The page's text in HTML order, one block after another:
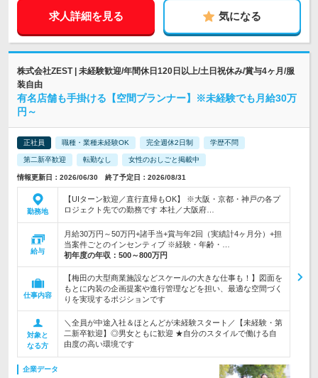
求人詳細を見る 気になる
株式会社ZEST | 未経験歓迎/年間休日120日以上/土日祝休み/賞与4ヶ月/服
装自由
有名店舗も手掛ける【空間プランナー】※未経験でも月給30万
円～
正社員 職種・業種未経験OK 完全週休2日制 学歴不問
第二新卒歓迎 転勤なし 女性のおしごと掲載中
情報更新日：2026/06/30 終了予定日：2026/08/31
勤務地
【UIターン歓迎／直行直帰もOK】 ※大阪・京都・神戸の各プ
ロジェクト先での勤務です 本社／大阪府…
給与
月給30万円～50万円+諸手当+賞与年2回（実績計4ヶ月分）+担
当案件ごとのインセンティブ ※経験・年齢・…
初年度の年収： 500～800万円
仕事内容
【梅田の大型商業施設などスケールの大きな仕事も！】図面を
もとに内装の企画提案や進行管理などを担い、最適な空間づく
りを実現するポジションです
対象と
なる方
＼全員が中途入社＆ほとんどが未経験スタート／【未経験・第
二新卒歓迎】◎男女ともに歓迎 ★自分のスタイルで働ける自
由度の高い環境です
企業データ